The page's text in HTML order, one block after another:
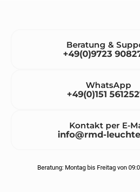
Beratung &
+49(0)9723
WhatsApp
+49(0)151
Kontakt per E-
info@rmd-
Beratung: Montag bis Freitag von